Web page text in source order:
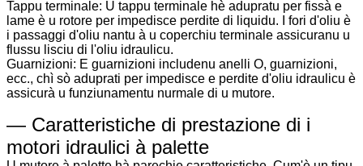
Tappu terminale: U tappu terminale hè adupratu per fissà e
lame è u rotore per impedisce perdite di liquidu. I fori d'oliu è
i passaggi d'oliu nantu à u coperchiu terminale assicuranu u
flussu lisciu di l'oliu idraulicu.
Guarnizioni: E guarnizioni includenu anelli O, guarnizioni,
ecc., chì sò aduprati per impedisce e perdite d'oliu idraulicu è
assicurà u funziunamentu nurmale di u mutore.
— Caratteristiche di prestazione di i
motori idraulici à palette